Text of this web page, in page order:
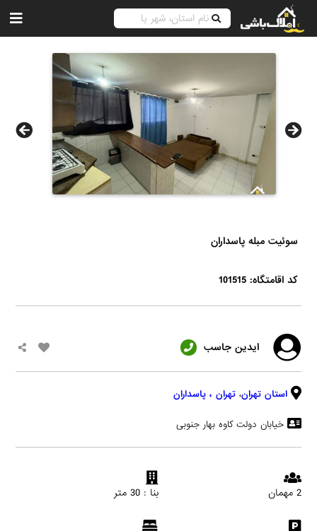
سوئیت مبله پاسداران
کد اقامتگاه: 101515
ایدین جاسب
استان تهران، تهران ، پاسداران
خیابان دولت کاوه بهار جنوبی
2 مهمان بنا : 30 متر